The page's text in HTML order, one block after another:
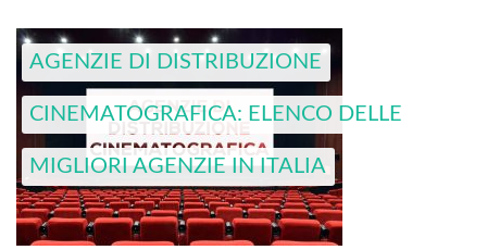
AGENZIE DI DISTRIBUZIONE
CINEMATOGRAFICA: ELENCO DELLE
MIGLIORI AGENZIE IN ITALIA